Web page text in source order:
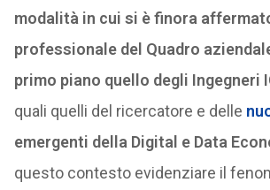
modalità in cui si è finora
professionale del Quadro
primo piano quello degli Ingegneri
quali quelli del ricercatore e delle
emergenti della Digital e Data
questo contesto evidenziare il